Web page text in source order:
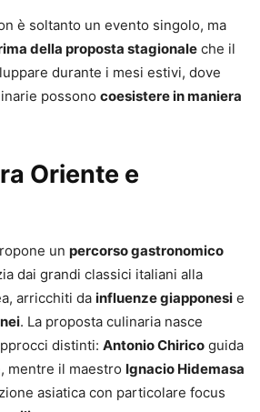
è soltanto un evento singolo, ma
della proposta stagionale che il
durante i mesi estivi, dove
possono coesistere in maniera
Oriente e
un percorso gastronomico
dai grandi classici italiani alla
arricchiti da influenze giapponesi e
. La proposta culinaria nasce
distinti: Antonio Chirico guida
mentre il maestro Ignacio Hidemasa
asiatica con particolare focus